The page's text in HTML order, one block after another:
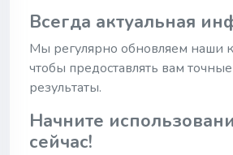
Всегда актуальная
Мы регулярно обновляем наши
чтобы предоставлять вам
результаты.
Начните
сейчас!